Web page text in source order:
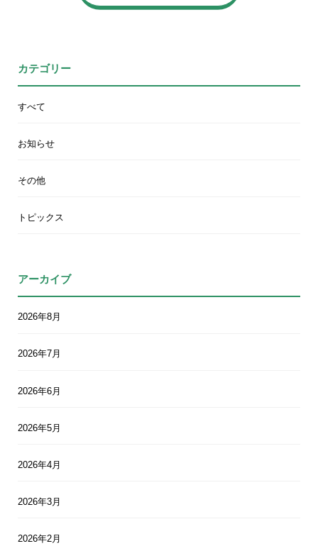
カテゴリー
すべて
お知らせ
その他
トピックス
アーカイブ
2026年8月
2026年7月
2026年6月
2026年5月
2026年4月
2026年3月
2026年2月